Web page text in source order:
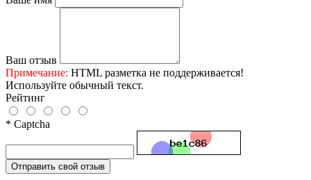
Ваш отзыв
Примечание: HTML разметка не поддерживается!
Используйте обычный текст.
Рейтинг
* Captcha
Отправить свой отзыв